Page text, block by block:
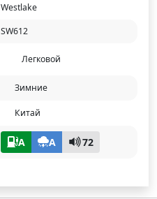
Westlake
SW612
Легковой
Зимние
Китай
A A 72